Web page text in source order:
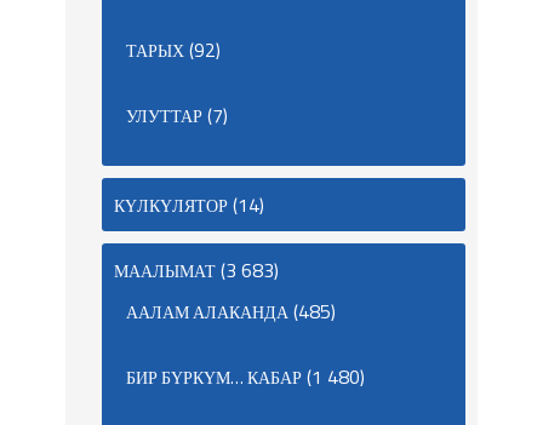
ТАРЫХ(92)
УЛУТТАР(7)
КҮЛКҮЛЯТОР(14)
МААЛЫМАТ(3 683)
ААЛАМ АЛАКАНДА(485)
БИР БҮРКҮМ… КАБАР(1 480)